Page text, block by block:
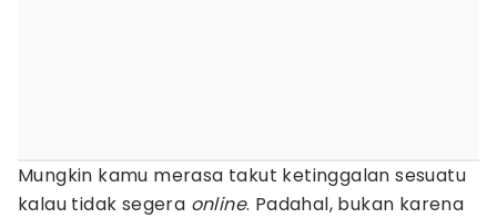
Mungkin kamu merasa takut ketinggalan sesuatu
kalau tidak segera online. Padahal, bukan karena